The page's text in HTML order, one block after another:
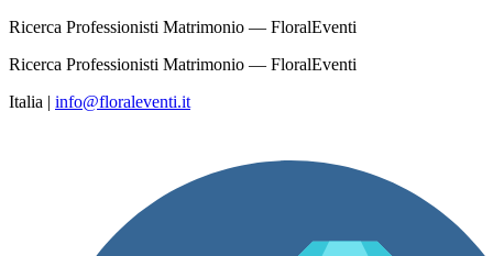
Ricerca Professionisti Matrimonio — FloralEventi
Ricerca Professionisti Matrimonio — FloralEventi
Italia | info@floraleventi.it